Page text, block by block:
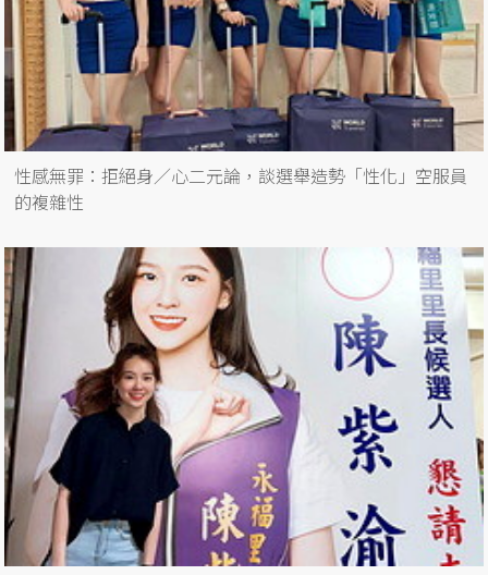
性感無罪：拒絕身／心二元論，談選舉造勢「性化」空服員
的複雜性